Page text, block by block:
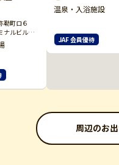
勒町ロ６
ナルビル
温泉・入浴施設
JAF 会員優待
周辺のお